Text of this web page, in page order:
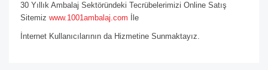
30 Yıllık Ambalaj Sektöründeki Tecrübelerimizi Online Satış
Sitemiz www.1001ambalaj.com İle
İnternet Kullanıcılarının da Hizmetine Sunmaktayız.